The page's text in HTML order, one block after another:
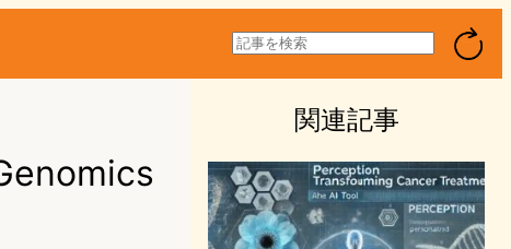
検
索
関連記事